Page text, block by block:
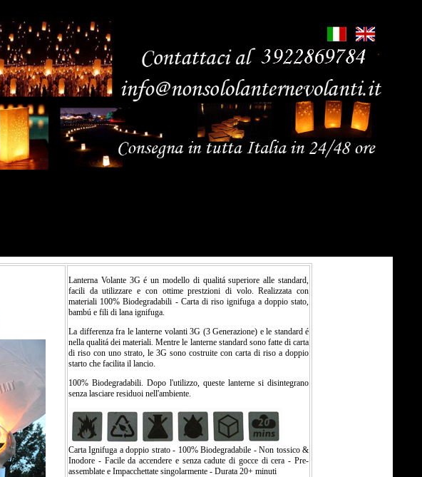
Lanterna Volante 3G é un modello di qualitá superiore alle standard,
facili da utilizzare e con ottime prestzioni di volo. Realizzata con
materiali 100% Biodegradabili - Carta di riso ignifuga a doppio stato,
bambú e fili di lana ignifuga.
La differenza fra le lanterne volanti 3G (3 Generazione) e le standard é
nella qualitá dei materiali. Mentre le lanterne standard sono fatte di carta
di riso con uno strato, le 3G sono costruite con carta di riso a doppio
starto che facilita il lancio.
100% Biodegradabili. Dopo l'utilizzo, queste lanterne si disintegrano
senza lasciare residuoi nell'ambiente.
Carta Ignifuga a doppio strato - 100% Biodegradabile - Non tossico &
Inodore - Facile da accendere e senza cadute di gocce di cera - Pre-
assemblate e Impacchettate singolarmente - Durata 20+ minuti